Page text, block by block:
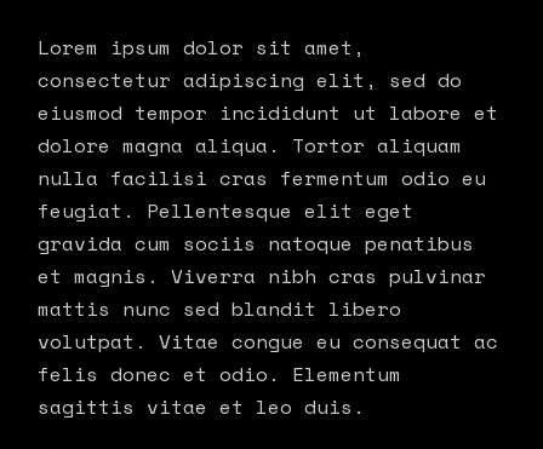
Lorem ipsum dolor sit amet,
consectetur adipiscing elit, sed do
eiusmod tempor incididunt ut labore et
dolore magna aliqua. Tortor aliquam
nulla facilisi cras fermentum odio eu
feugiat. Pellentesque elit eget
gravida cum sociis natoque penatibus
et magnis. Viverra nibh cras pulvinar
mattis nunc sed blandit libero
volutpat. Vitae congue eu consequat ac
felis donec et odio. Elementum
sagittis vitae et leo duis.